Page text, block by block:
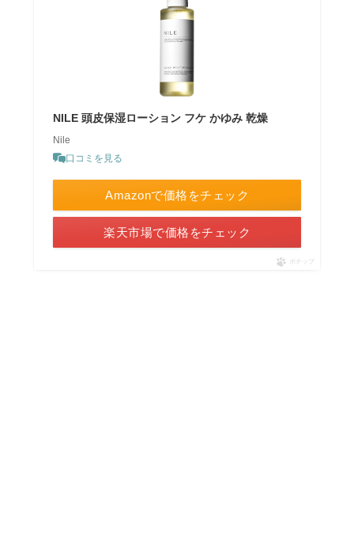
NILE 頭皮保湿ローション フケ かゆみ 乾燥
Nile
口コミを見る
Amazonで価格をチェック
楽天市場で価格をチェック
ポチップ